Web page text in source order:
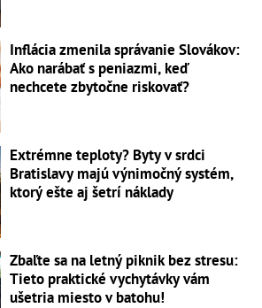
Inflácia zmenila správanie Slovákov:
Ako narábať s peniazmi, keď
nechcete zbytočne riskovať?
Extrémne teploty? Byty v srdci
Bratislavy majú výnimočný systém,
ktorý ešte aj šetrí náklady
Zbaľte sa na letný piknik bez stresu:
Tieto praktické vychytávky vám
ušetria miesto v batohu!